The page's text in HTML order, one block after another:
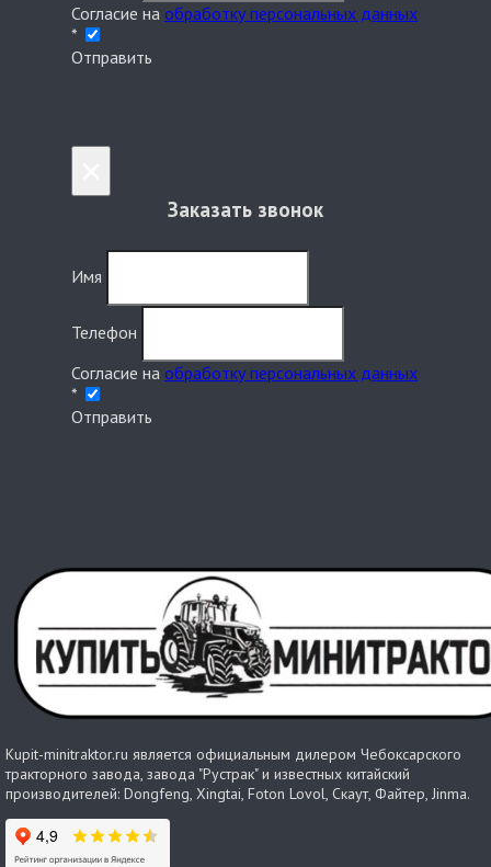
Согласие на обработку персональных данных
*
Отправить
Заказать звонок
Имя
Телефон
Согласие на обработку персональных данных
*
Отправить
Kupit-minitraktor.ru является официальным дилером Чебоксарского
тракторного завода, завода "Рустрак" и известных китайский
производителей: Dongfeng, Xingtai, Foton Lovol, Скаут, Файтер, Jinma.